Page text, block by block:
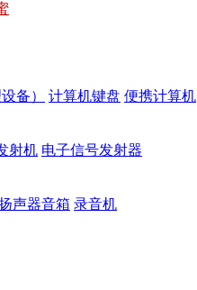
备） 计算机键盘 便携计算机
射机 电子信号发射器
声器音箱 录音机